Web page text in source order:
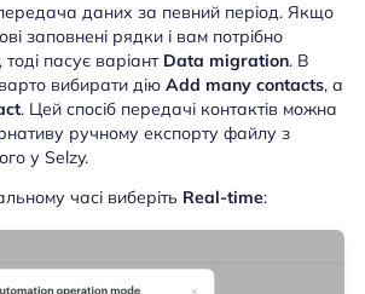
даних за певний період. Якщо
заповнені рядки і вам потрібно
пасує варіант Data migration. В
вибирати дію Add many contacts, а
. Цей спосіб передачі контактів можна
ручному експорту файлу з
у Selzy.
часі виберіть Real-time: